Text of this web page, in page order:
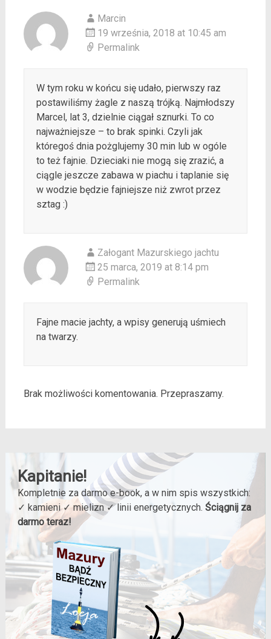
Marcin
19 września, 2018 at 10:45 am
Permalink
W tym roku w końcu się udało, pierwszy raz
postawiliśmy żagle z naszą trójką. Najmłodszy
Marcel, lat 3, dzielnie ciągał sznurki. To co
najważniejsze – to brak spinki. Czyli jak
któregoś dnia pożglujemy 30 min lub w ogóle
to też fajnie. Dzieciaki nie mogą się zrazić, a
ciągle jeszcze zabawa w piachu i taplanie się
w wodzie będzie fajniejsze niż zwrot przez
sztag :)
Załogant Mazurskiego jachtu
25 marca, 2019 at 8:14 pm
Permalink
Fajne macie jachty, a wpisy generują uśmiech
na twarzy.
Brak możliwości komentowania. Przepraszamy.
Kapitanie!
Kompletnie za darmo e-book, a w nim spis wszystkich:
✓ kamieni ✓ mielizn ✓ linii energetycznych.Ściągnij za
darmo teraz!